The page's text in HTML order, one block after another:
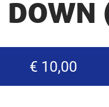
€ 10,00